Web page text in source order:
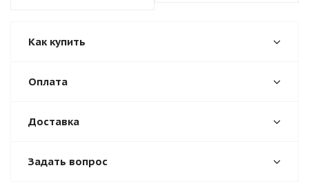
Как купить
Оплата
Доставка
Задать вопрос